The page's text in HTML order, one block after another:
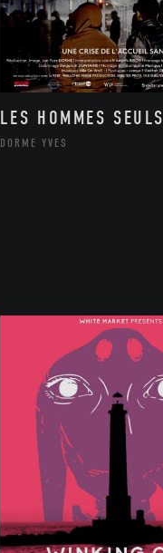
LES HOMMES SEULS
DORME YVES